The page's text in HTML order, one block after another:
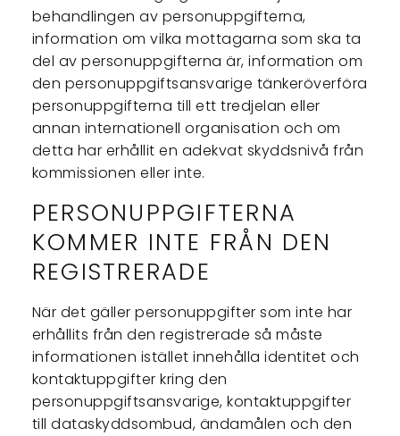
behandlingen av personuppgifterna,
information om vilka mottagarna som ska ta
del av personuppgifterna är, information om
den personuppgiftsansvarige tänkeröverföra
personuppgifterna till ett tredjelan eller
annan internationell organisation och om
detta har erhållit en adekvat skyddsnivå från
kommissionen eller inte.
PERSONUPPGIFTERNA
KOMMER INTE FRÅN DEN
REGISTRERADE
När det gäller personuppgifter som inte har
erhållits från den registrerade så måste
informationen istället innehålla identitet och
kontaktuppgifter kring den
personuppgiftsansvarige, kontaktuppgifter
till dataskyddsombud, ändamålen och den